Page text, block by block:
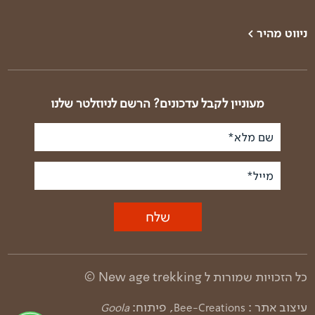
ניווט מהיר >
טרקים בארץ
פודקאסט טראק טוק
סיפורי דרך
תנאים כלליים ודמי
טרק באלבניה וקוסובו
טרק באלבניה - רכס
זגוריה
טרק ביוון - העפלה
לאולימפוס
טרק בבולגריה
טרק בסלובקיה ופולין
טרק בפירנאים
טרק ברומניה
מעוניין לקבל עדכונים? הרשם לניוזלטר שלנו
שם מלא*
מייל*
שלח
כל הזכויות שמורות ל New age trekking ©
עיצוב אתר : Bee-Creations, פיתוח:Goola